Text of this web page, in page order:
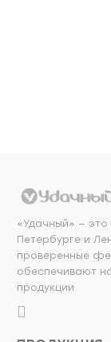
«Удачный» —
Петербурге и
проверенные
обеспечивают
продукции.